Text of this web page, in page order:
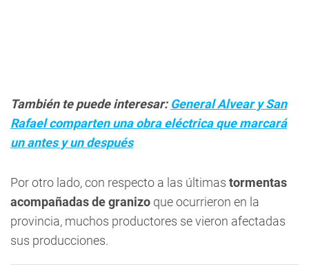
También te puede interesar: General Alvear y San
Rafael comparten una obra eléctrica que marcará
un antes y un después
Por otro lado, con respecto a las últimas tormentas
acompañadas de granizo que ocurrieron en la
provincia, muchos productores se vieron afectadas
sus producciones.